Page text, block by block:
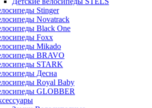
Stinger
Novatrack
Black One
Foxx
Mikado
BRAVO
STARK
Десна
Royal Baby
GLOBBER